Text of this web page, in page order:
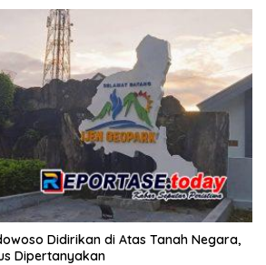
Didirikan di Atas Tanah Negara,
Dipertanyakan